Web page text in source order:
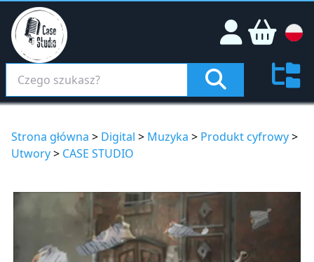
Strona główna > Digital > Muzyka > Produkt cyfrowy>
Utwory> CASE STUDIO